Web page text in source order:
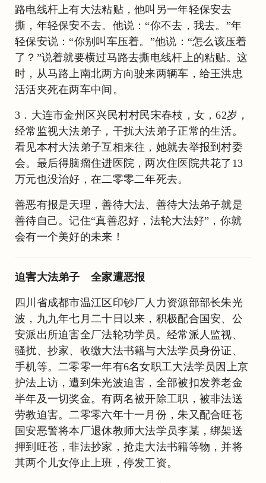
路电线杆上有大法粘贴，他叫另一年轻保安去
撕，年轻保安不去。他说：“你不去，我去。”年
轻保安说：“你别叫车压着。”他说：“怎么该压着
了？”说着就要横过马路去撕电线杆上的粘贴。这
时，从马路上南北两方向驶来两辆车，给王洪忠
活活夹死在两车中间。
3．大连市金州区兴民村村民宋春枝，女，62岁，
经常监视大法弟子，干扰大法弟子正常的生活。
看见本村大法弟子互相来往，她就去举报到村委
会。最后得脑瘤住进医院，两次住医院共花了13
万元也没治好，在二零零二年死去。
善恶有报是天理，善待大法、善待大法弟子就是
善待自己。记住“真善忍好，法轮大法好”，你就
会有一个美好的未来！
迫害大法弟子 全家遭恶报
四川省成都市温江区印钞厂人力资源部部长朱光
波，九九年七月二十日以来，积极配合国安、公
安派出所迫害全厂法轮功学员。经常派人监视、
骚扰、抄家、收缴大法书籍与大法学员身份证、
手机等。二零零一年有6名女职工大法学员因上京
护法上访，遭到朱光波迫害，全部被扣发养老金
半年及一切奖金。有两名被开除工职，被非法送
劳教迫害。二零零六年十一月份，朱又配合旺苍
国安恶警将本厂退休教师大法学员李某，绑架送
押到旺苍，非法抄家，抢走大法书籍等物，并将
其两个儿女停止上班，停发工资。